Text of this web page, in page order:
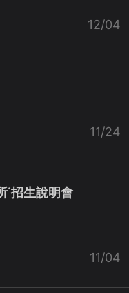
12/04
11/24
招生說明會
11/04